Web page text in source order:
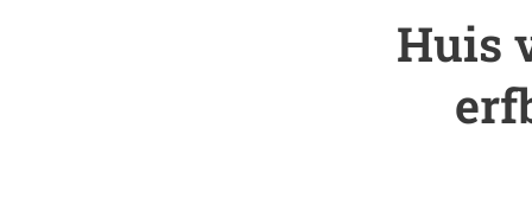
Huis